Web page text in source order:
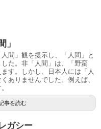
」
間」観を提示し、「人間」と
た。非「人間」は、「野蛮
す。しかし、日本人には「人
ありませんでした。例えば、
事を読む
ガシー